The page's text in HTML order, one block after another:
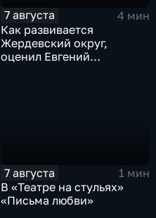
7 августа
4 мин
Как развивается
Жердевский округ,
оценил Евгений
7 августа
1 мин
В «Театре на стульях»
«Письма любви»